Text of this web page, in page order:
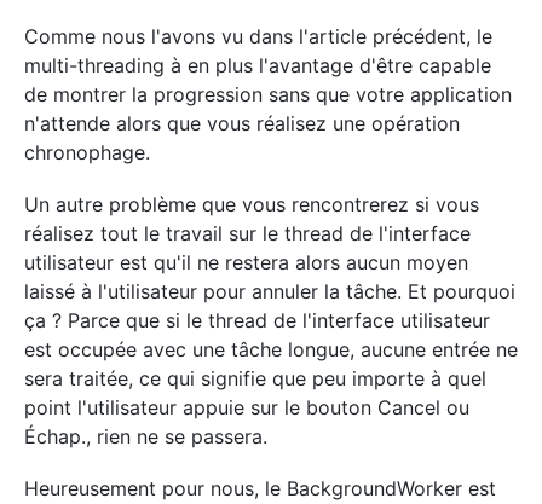
Comme nous l'avons vu dans l'article précédent, le
multi-threading à en plus l'avantage d'être capable
de montrer la progression sans que votre application
n'attende alors que vous réalisez une opération
chronophage.
Un autre problème que vous rencontrerez si vous
réalisez tout le travail sur le thread de l'interface
utilisateur est qu'il ne restera alors aucun moyen
laissé à l'utilisateur pour annuler la tâche. Et pourquoi
ça ? Parce que si le thread de l'interface utilisateur
est occupée avec une tâche longue, aucune entrée ne
sera traitée, ce qui signifie que peu importe à quel
point l'utilisateur appuie sur le bouton Cancel ou
Échap., rien ne se passera.
Heureusement pour nous, le BackgroundWorker est